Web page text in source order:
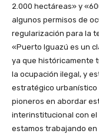
2.000 hectáreas» y
algunos permisos de
regularización para la
«Puerto Iguazú es un
ya que históricamente
la ocupación ilegal, y
estratégico urbanístico
pioneros en abordar
interinstitucional con el
estamos trabajando en